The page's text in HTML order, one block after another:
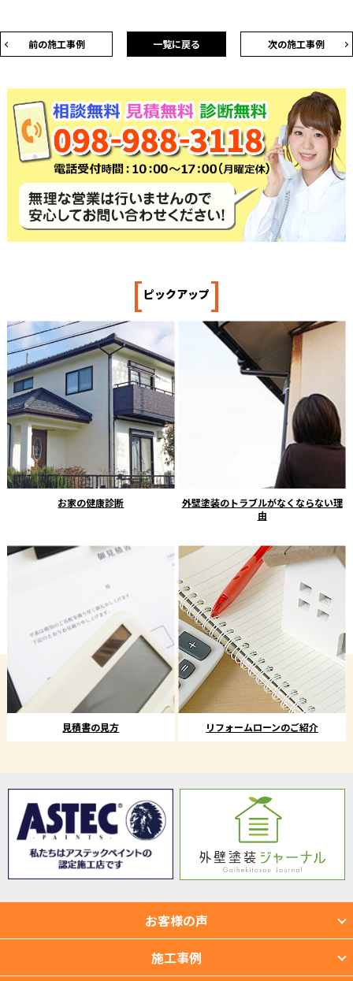
前の施工事例 次の施工事例
一覧に戻る
[ピックアップ]
お家の健康診断
外壁塗装のトラブルがなくならない理
由
見積書の見方 リフォームローンのご紹介
お客様の声
施工事例